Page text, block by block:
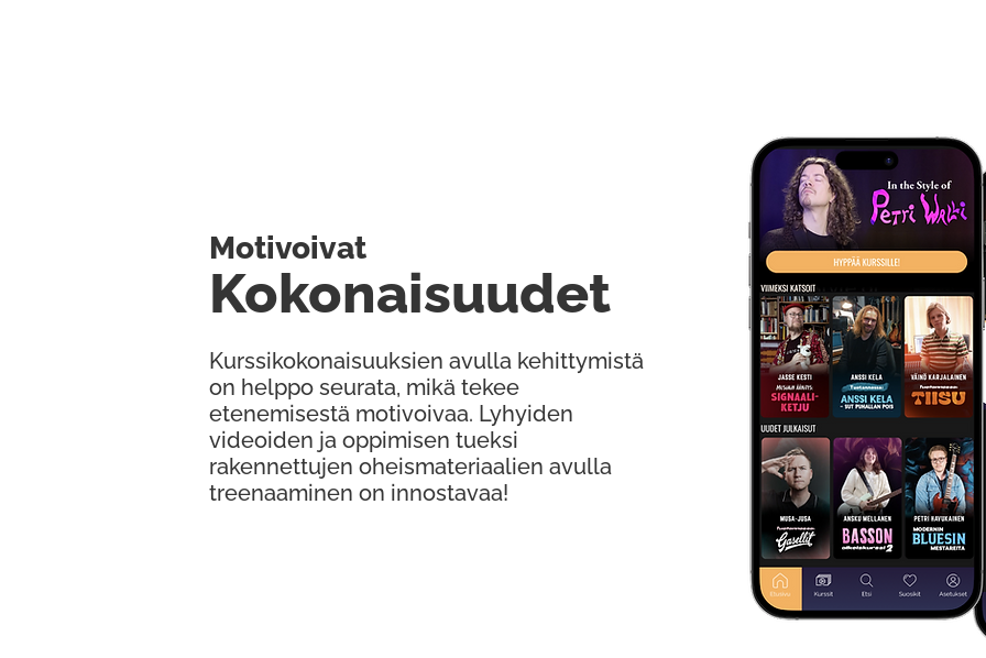
Kurssikokonaisuuksien avulla kehittymistä
on helppo seurata, mikä tekee
etenemisestä motivoivaa. Lyhyiden
videoiden ja oppimisen tueksi
rakennettujen oheismateriaalien avulla
treenaaminen on innostavaa!
Kokonaisuudet
Motivoivat